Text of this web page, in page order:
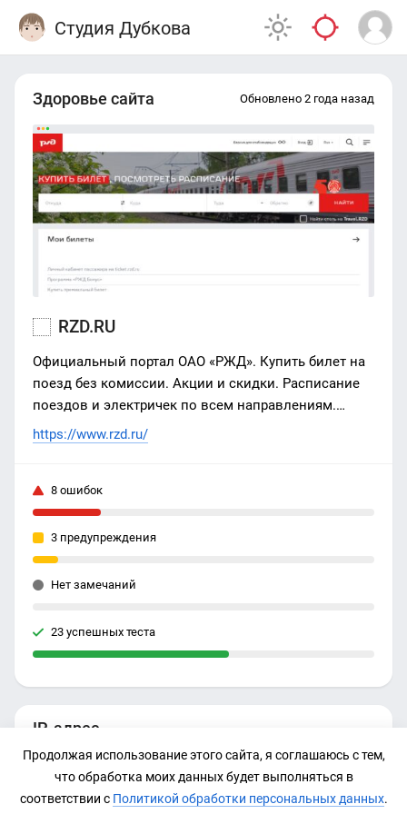
Студия Дубкова
IP-адрес
212.164.138.123
Здоровье сайта Обновлено 2 года назад
RZD.RU
Официальный портал ОАО «РЖД». Купить билет на
поезд без комиссии. Акции и скидки. Расписание
поездов и электричек по всем направлениям.
Скоростные поезда «Сапсан», «Ласточка», «Стриж»
https://www.rzd.ru/
8 ошибок
3 предупреждения
Нет замечаний
23 успешных теста
Продолжая использование этого сайта, я соглашаюсь с тем,
что обработка моих данных будет выполняться в
соответствии с Политикой обработки персональных данных.